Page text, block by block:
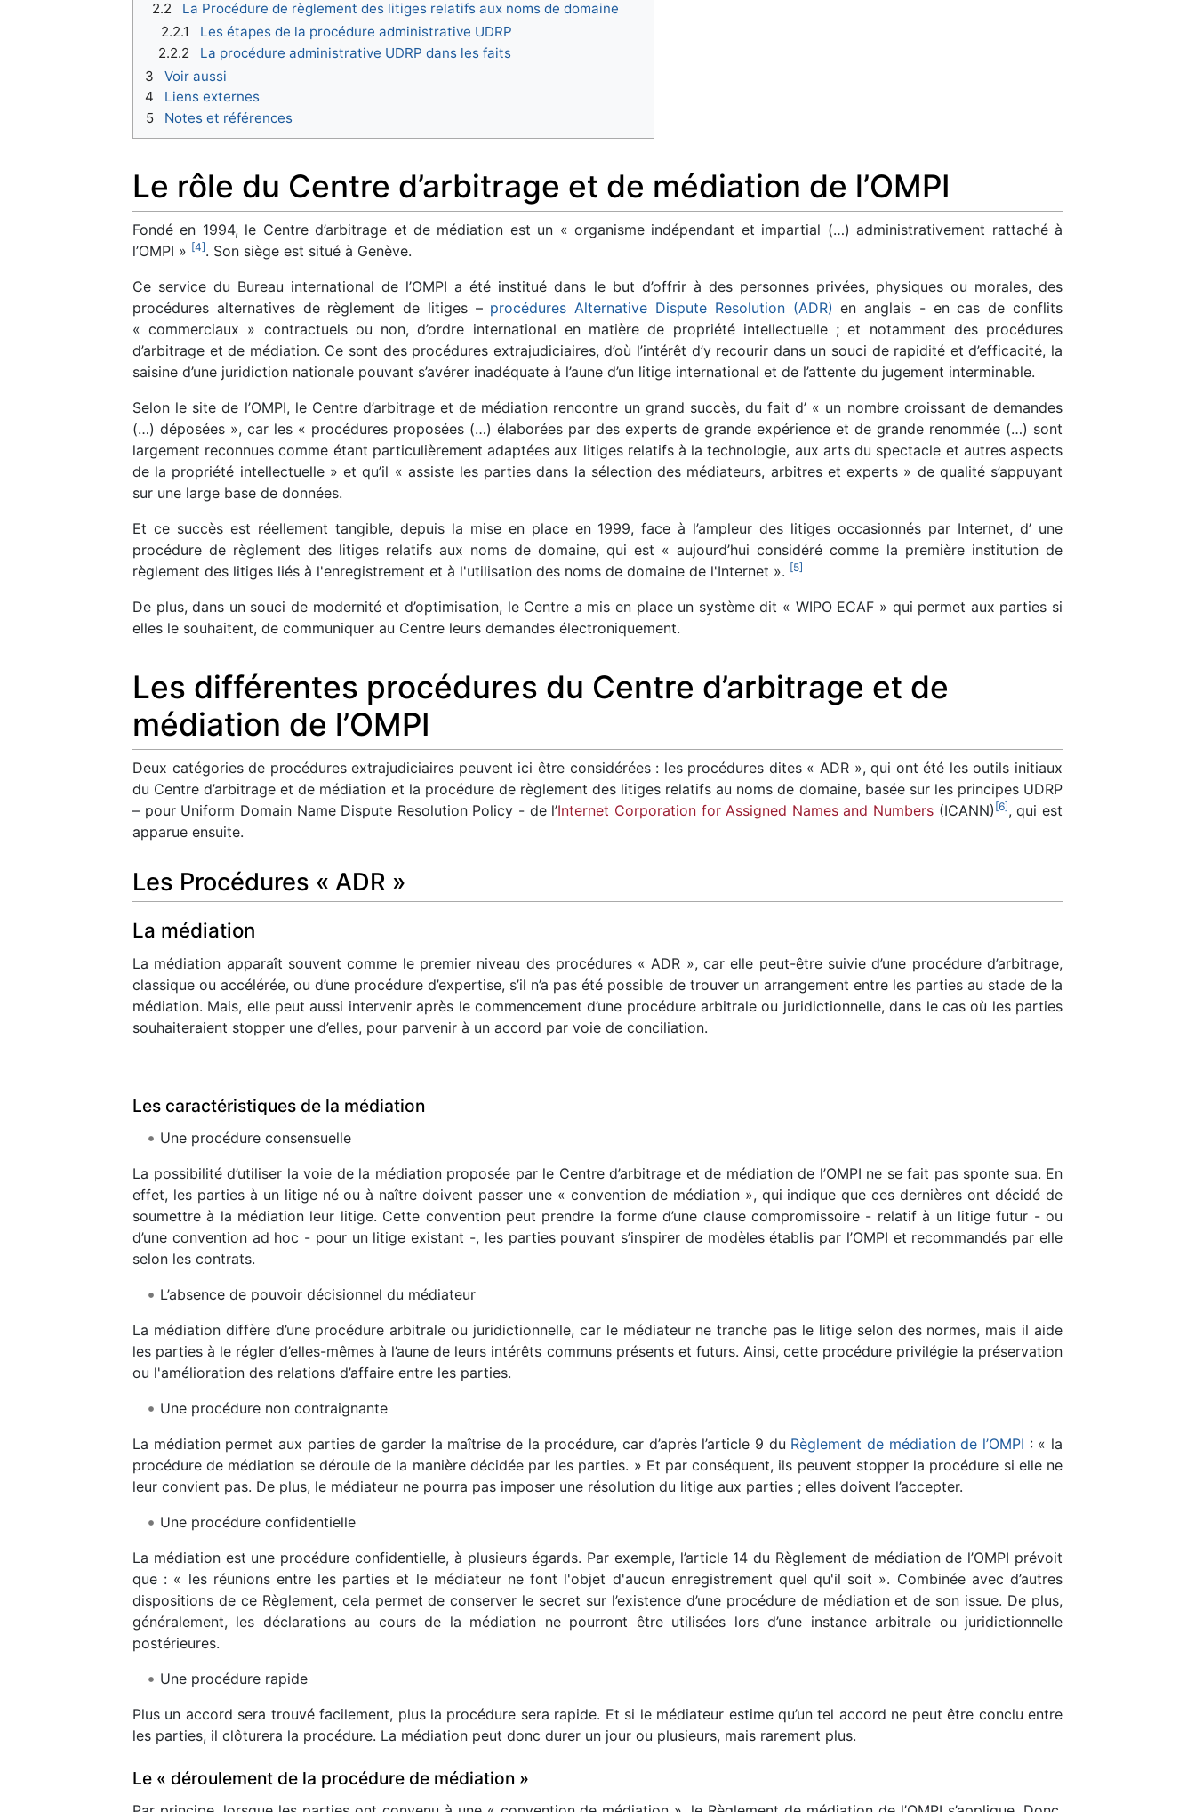
2.2
La Procédure de règlement des litiges relatifs aux noms de domaine
2.2.1
Les étapes de la procédure administrative UDRP
2.2.2
La procédure administrative UDRP dans les faits
3
Voir aussi
4
Liens externes
5
Notes et références
Le rôle du Centre d’arbitrage et de médiation de l’OMPI
Fondé en 1994, le Centre d’arbitrage et de médiation est un « organisme indépendant et impartial (…) administrativement rattaché à
l’OMPI » [4]. Son siège est situé à Genève.
Ce service du Bureau international de l’OMPI a été institué dans le but d’offrir à des personnes privées, physiques ou morales, des
procédures alternatives de règlement de litiges – procédures Alternative Dispute Resolution (ADR) en anglais - en cas de conflits
« commerciaux » contractuels ou non, d’ordre international en matière de propriété intellectuelle ; et notamment des procédures
d’arbitrage et de médiation. Ce sont des procédures extrajudiciaires, d’où l’intérêt d’y recourir dans un souci de rapidité et d’efficacité, la
saisine d’une juridiction nationale pouvant s’avérer inadéquate à l’aune d’un litige international et de l’attente du jugement interminable.
Selon le site de l’OMPI, le Centre d’arbitrage et de médiation rencontre un grand succès, du fait d’ « un nombre croissant de demandes
(…) déposées », car les « procédures proposées (…) élaborées par des experts de grande expérience et de grande renommée (…) sont
largement reconnues comme étant particulièrement adaptées aux litiges relatifs à la technologie, aux arts du spectacle et autres aspects
de la propriété intellectuelle » et qu’il « assiste les parties dans la sélection des médiateurs, arbitres et experts » de qualité s’appuyant
sur une large base de données.
Et ce succès est réellement tangible, depuis la mise en place en 1999, face à l’ampleur des litiges occasionnés par Internet, d’ une
procédure de règlement des litiges relatifs aux noms de domaine, qui est « aujourd’hui considéré comme la première institution de
règlement des litiges liés à l'enregistrement et à l'utilisation des noms de domaine de l'Internet ». [5]
De plus, dans un souci de modernité et d’optimisation, le Centre a mis en place un système dit « WIPO ECAF » qui permet aux parties si
elles le souhaitent, de communiquer au Centre leurs demandes électroniquement.
Les différentes procédures du Centre d’arbitrage et de
médiation de l’OMPI
Deux catégories de procédures extrajudiciaires peuvent ici être considérées : les procédures dites « ADR », qui ont été les outils initiaux
du Centre d’arbitrage et de médiation et la procédure de règlement des litiges relatifs au noms de domaine, basée sur les principes UDRP
– pour Uniform Domain Name Dispute Resolution Policy - de l’Internet Corporation for Assigned Names and Numbers (ICANN) [6], qui est
apparue ensuite.
Les Procédures « ADR »
La médiation
La médiation apparaît souvent comme le premier niveau des procédures « ADR », car elle peut-être suivie d’une procédure d’arbitrage,
classique ou accélérée, ou d’une procédure d’expertise, s’il n’a pas été possible de trouver un arrangement entre les parties au stade de la
médiation. Mais, elle peut aussi intervenir après le commencement d’une procédure arbitrale ou juridictionnelle, dans le cas où les parties
souhaiteraient stopper une d’elles, pour parvenir à un accord par voie de conciliation.
Les caractéristiques de la médiation
Une procédure consensuelle
La possibilité d’utiliser la voie de la médiation proposée par le Centre d’arbitrage et de médiation de l’OMPI ne se fait pas sponte sua. En
effet, les parties à un litige né ou à naître doivent passer une « convention de médiation », qui indique que ces dernières ont décidé de
soumettre à la médiation leur litige. Cette convention peut prendre la forme d’une clause compromissoire - relatif à un litige futur - ou
d’une convention ad hoc - pour un litige existant -, les parties pouvant s’inspirer de modèles établis par l’OMPI et recommandés par elle
selon les contrats.
L’absence de pouvoir décisionnel du médiateur
La médiation diffère d’une procédure arbitrale ou juridictionnelle, car le médiateur ne tranche pas le litige selon des normes, mais il aide
les parties à le régler d’elles-mêmes à l’aune de leurs intérêts communs présents et futurs. Ainsi, cette procédure privilégie la préservation
ou l'amélioration des relations d’affaire entre les parties.
Une procédure non contraignante
La médiation permet aux parties de garder la maîtrise de la procédure, car d’après l’article 9 du Règlement de médiation de l’OMPI : « la
procédure de médiation se déroule de la manière décidée par les parties. » Et par conséquent, ils peuvent stopper la procédure si elle ne
leur convient pas. De plus, le médiateur ne pourra pas imposer une résolution du litige aux parties ; elles doivent l’accepter.
Une procédure confidentielle
La médiation est une procédure confidentielle, à plusieurs égards. Par exemple, l’article 14 du Règlement de médiation de l’OMPI prévoit
que : « les réunions entre les parties et le médiateur ne font l'objet d'aucun enregistrement quel qu'il soit ». Combinée avec d’autres
dispositions de ce Règlement, cela permet de conserver le secret sur l’existence d’une procédure de médiation et de son issue. De plus,
généralement, les déclarations au cours de la médiation ne pourront être utilisées lors d’une instance arbitrale ou juridictionnelle
postérieures.
Une procédure rapide
Plus un accord sera trouvé facilement, plus la procédure sera rapide. Et si le médiateur estime qu’un tel accord ne peut être conclu entre
les parties, il clôturera la procédure. La médiation peut donc durer un jour ou plusieurs, mais rarement plus.
Le « déroulement de la procédure de médiation »